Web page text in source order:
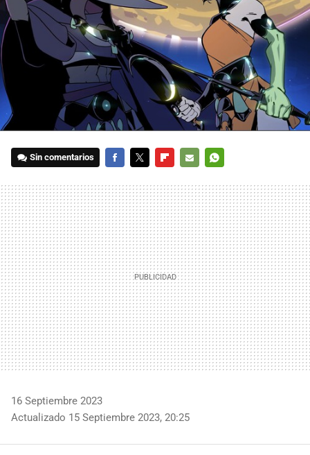
Sin comentarios
MAIL
16 Septiembre 2023
Actualizado 15 Septiembre 2023, 20:25